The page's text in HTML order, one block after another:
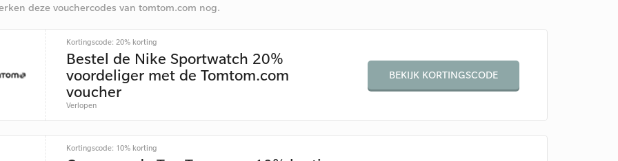
deze vouchercodes van tomtom.com nog.
Kortingscode: 20% korting
Bestel de Nike Sportwatch 20%
voordeliger met de Tomtom.com
voucher
Verlopen
BEKIJK KORTINGSCODE
Kortingscode: 10% korting